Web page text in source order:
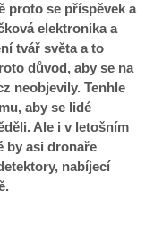
proto se příspěvek a
elektronika a
tvář světa a to
důvod, aby se na
neobjevily. Tenhle
aby se lidé
Ale i v letošním
by asi dronaře
nabíjecí